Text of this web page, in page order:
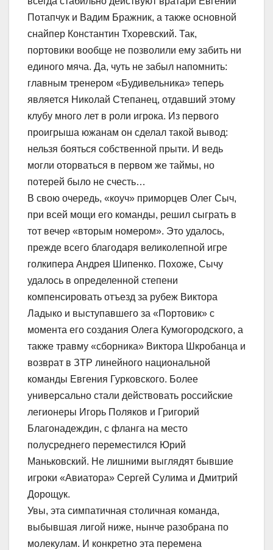
Потапчук и Вадим Бражник, а также основной
снайпер Константин Тхоревский. Так,
портовики вообще не позволили ему забить ни
единого мяча. Да, чуть не забыл напомнить:
главным тренером «Будивельника» теперь
является Николай Степанец, отдавший этому
клубу много лет в роли игрока. Из первого
проигрыша южанам он сделал такой вывод:
нельзя бояться собственной прыти. И ведь
могли оторваться в первом же таймы, но
потерей было не счесть…
В свою очередь, «коуч» приморцев Олег Сыч,
при всей мощи его команды, решил сыграть в
тот вечер «вторым номером». Это удалось,
прежде всего благодаря великолепной игре
голкипера Андрея Шипенко. Похоже, Сычу
удалось в определенной степени
компенсировать отъезд за рубеж Виктора
Ладыко и выступавшего за «Портовик» с
момента его создания Олега Кумогородского, а
также травму «сборника» Виктора Шкробанца и
возврат в ЗТР линейного национальной
команды Евгения Гурковского. Более
универсально стали действовать российские
легионеры Игорь Поляков и Григорий
Благонадеждин, с фланга на место
полусреднего переместился Юрий
Маньковский. Не лишними выглядят бывшие
игроки «Авиатора» Сергей Сулима и Дмитрий
Дорощук.
Увы, эта симпатичная столичная команда,
выбывшая лигой ниже, нынче разобрана по
молекулам. И конкретно эта перемена